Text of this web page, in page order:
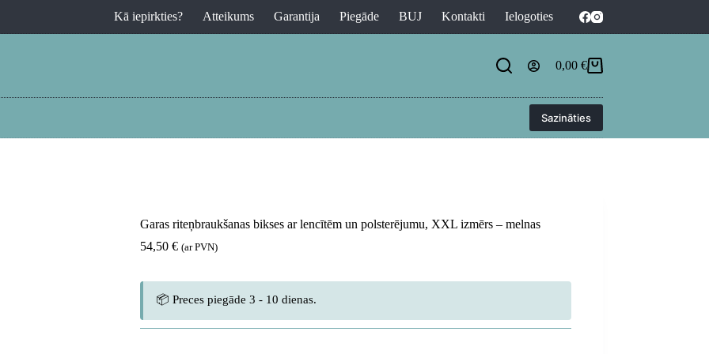
Kā iepirkties? Atteikums Garantija Piegāde BUJ Kontakti Ielogoties
Shopping
0,00 €
Sazināties
Garas riteņbraukšanas bikses ar lencītēm un polsterējumu, XXL izmērs – melnas
54,50 € (ar PVN)
📦 Preces piegāde 3 - 10 dienas.